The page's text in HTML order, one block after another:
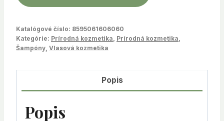
Katalógové číslo: 8595061606060
Kategórie: Prírodná kozmetika Prírodná kozmetika
Šampóny Vlasová kozmetika
Popis
Popis